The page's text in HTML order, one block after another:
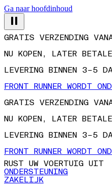
Ga naar hoofdinhoud
GRATIS VERZENDING
NU KOPEN, LATER
LEVERING BINNEN 3–5
FRONT RUNNER WORDT
GRATIS VERZENDING
NU KOPEN, LATER
LEVERING BINNEN 3–5
FRONT RUNNER WORDT
RUST UW VOERTUIG UIT
ONDERSTEUNING
ZAKELIJK